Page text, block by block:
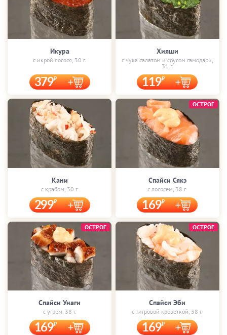
Икура
с икрой лосося, 30 г.
379
Хияши
с чука салатом и соусом гамодари,
31 г.
119
Кани
с крабом, 30 г.
299
Спайси Сякэ
с лососем, 38 г.
169
ОСТРОЕ
Спайси Унаги
с угрём, 38 г.
169
ОСТРОЕ
Спайси Эби
с тигровой креветкой, 38 г.
169
ОСТРОЕ